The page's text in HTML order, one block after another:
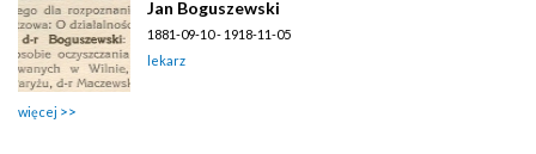
Jan Boguszewski
1881-09-10 - 1918-11-05
lekarz
więcej